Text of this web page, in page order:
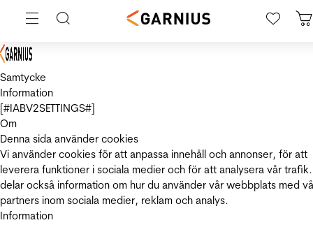
Samtycke
Information
[#IABV2SETTINGS#]
Om
Denna sida använder cookies
Vi använder cookies för att anpassa innehåll och annonser, för att
leverera funktioner i sociala medier och för att analysera vår
delar också information om hur du använder vår webbplats med
partners inom sociala medier, reklam och analys.
Information